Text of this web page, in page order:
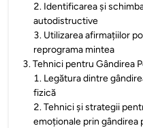
2. Identificarea și
autodistructive
3. Utilizarea afirmațiilor
reprograma mintea
3.Tehnici pentru Gândirea
1. Legătura dintre
fizică
2.Tehnici și strategii
emoționale prin gândirea